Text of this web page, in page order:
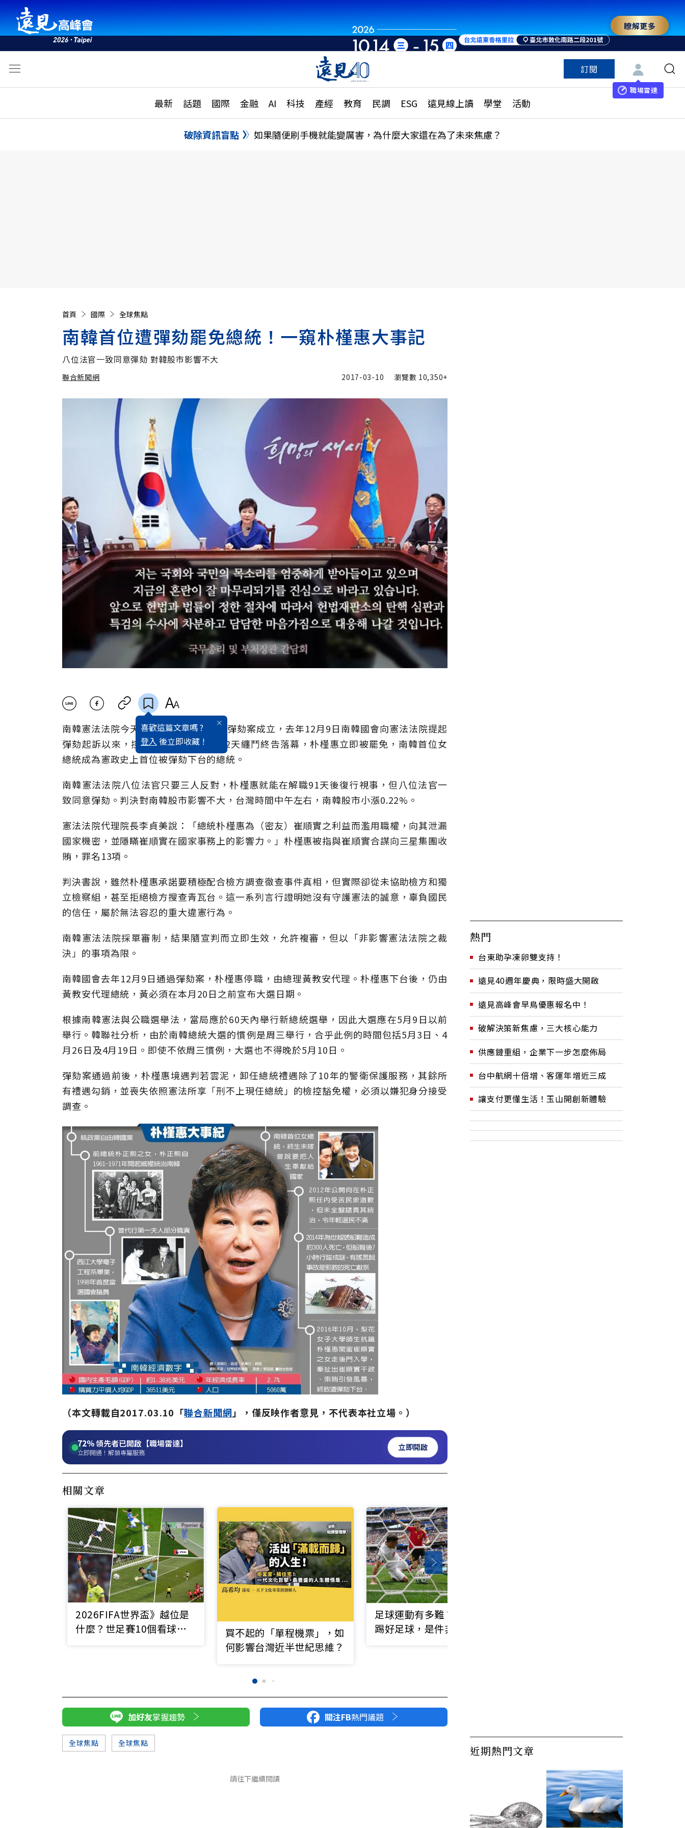
瞭解更多
訂閱
職場雷達
最新 話題 國際 金融 AI 科技 產經 教育 民調 ESG 遠見線上讀 學堂 活動
活動
話題
國際
特輯
大學升學、職涯攻略
縣市施政調查全解析
更多訂閱方案
特色頻道
破除資訊盲點 如果隨便刷手機就能變厲害，為什麼大家還在為了未來焦慮？
首頁 國際 全球焦點
南韓首位遭彈劾罷免總統！一窺朴槿惠大事記
八位法官一致同意彈劾 對韓股市影響不大
聯合新聞網
聯合新聞網 加入追蹤
2017-03-10 瀏覽數 10,350+
喜歡這篇文章嗎 ?
登入 後立即收藏 !
南韓憲法法院今天上午宣布總統朴槿惠彈劾案成立，去年12月9日南韓國會向憲法法院提起
彈劾起訴以來，控辯雙方步步波折的92天纏鬥終告落幕，朴槿惠立即被罷免，南韓首位女
總統成為憲政史上首位被彈劾下台的總統。
南韓憲法法院八位法官只要三人反對，朴槿惠就能在解職91天後復行視事，但八位法官一
致同意彈劾。判決對南韓股市影響不大，台灣時間中午左右，南韓股市小漲0.22%。
憲法法院代理院長李貞美說：「總統朴槿惠為（密友）崔順實之利益而濫用職權，向其泄漏
國家機密，並隱瞞崔順實在國家事務上的影響力。」朴槿惠被指與崔順實合謀向三星集團收
賄，罪名13項。
判決書說，雖然朴槿惠承諾要積極配合檢方調查徹查事件真相，但實際卻從未協助檢方和獨
立檢察組，甚至拒絕檢方搜查青瓦台。這一系列言行證明她沒有守護憲法的誠意，辜負國民
的信任，屬於無法容忍的重大違憲行為。
南韓憲法法院採單審制，結果隨宣判而立即生效，允許複審，但以「非影響憲法法院之裁
決」的事項為限。
南韓國會去年12月9日通過彈劾案，朴槿惠停職，由總理黃教安代理。朴槿惠下台後，仍由
黃教安代理總統，黃必須在本月20日之前宣布大選日期。
根據南韓憲法與公職選舉法，當局應於60天內舉行新總統選舉，因此大選應在5月9日以前
舉行。韓聯社分析，由於南韓總統大選的慣例是周三舉行，合乎此例的時間包括5月3日、4
月26日及4月19日。即使不依周三慣例，大選也不得晚於5月10日。
彈劾案通過前後，朴槿惠境遇判若雲泥，卸任總統禮遇除了10年的警衛保護服務，其餘所
有禮遇勾銷，並喪失依照憲法所享「刑不上現任總統」的檢控豁免權，必須以嫌犯身分接受
調查。
（本文轉載自2017.03.10「聯合新聞網 」，僅反映作者意見，不代表本社立場。）
72%領先者已開啟【職場雷達】
立即開通！解鎖專屬服務
立即開啟
相關文章
2026FIFA世界盃》越位是
什麼？世足賽10個看球前
買不起的「單程機票」，如
何影響台灣近半世紀思維？
足球運動有多難？為什麼要
踢好足球，是件非常困難的
加好友掌握趨勢 關注FB熱門議題
全球焦點 全球焦點
請往下繼續閱讀
熱門
台東助孕凍卵雙支持！
遠見40週年慶典，限時盛大開啟
遠見高峰會早鳥優惠報名中！
破解決策新焦慮，三大核心能力
供應鏈重組，企業下一步怎麼佈局
台中航網十倍增、客運年增近三成
讓支付更懂生活！玉山開創新體驗
近期熱門文章